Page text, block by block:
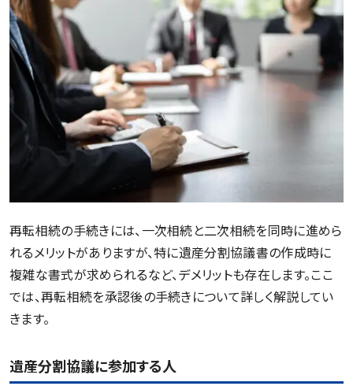
再転相続の手続きには、一次相続と二次相続を同時に進めら
れるメリットがありますが、特に遺産分割協議書の作成時に
複雑な書式が求められるなど、デメリットも存在します。ここ
では、再転相続を承認後の手続きについて詳しく解説してい
きます。
遺産分割協議に参加する人